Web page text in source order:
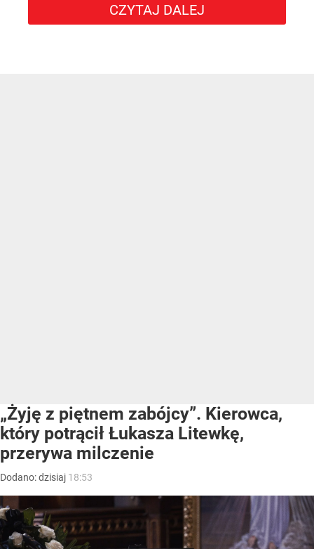
CZYTAJ DALEJ
„Żyję z piętnem zabójcy”. Kierowca,
który potrącił Łukasza Litewkę,
przerywa milczenie
Dodano:dzisiaj 18:53